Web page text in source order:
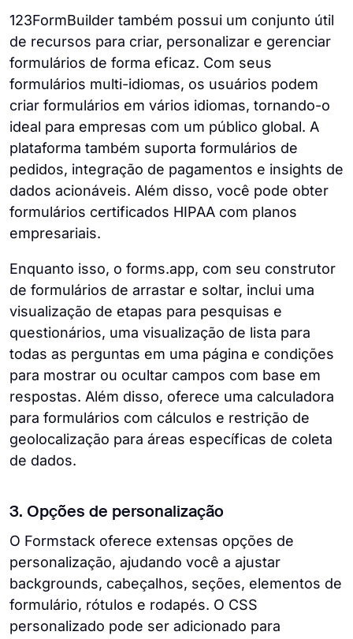
123FormBuilder também possui um conjunto útil
de recursos para criar, personalizar e gerenciar
formulários de forma eficaz. Com seus
formulários multi-idiomas, os usuários podem
criar formulários em vários idiomas, tornando-o
ideal para empresas com um público global. A
plataforma também suporta formulários de
pedidos, integração de pagamentos e insights de
dados acionáveis. Além disso, você pode obter
formulários certificados HIPAA com planos
empresariais.
Enquanto isso, o forms.app, com seu construtor
de formulários de arrastar e soltar, inclui uma
visualização de etapas para pesquisas e
questionários, uma visualização de lista para
todas as perguntas em uma página e condições
para mostrar ou ocultar campos com base em
respostas. Além disso, oferece uma calculadora
para formulários com cálculos e restrição de
geolocalização para áreas específicas de coleta
de dados.
3. Opções de personalização
O Formstack oferece extensas opções de
personalização, ajudando você a ajustar
backgrounds, cabeçalhos, seções, elementos de
formulário, rótulos e rodapés. O CSS
personalizado pode ser adicionado para